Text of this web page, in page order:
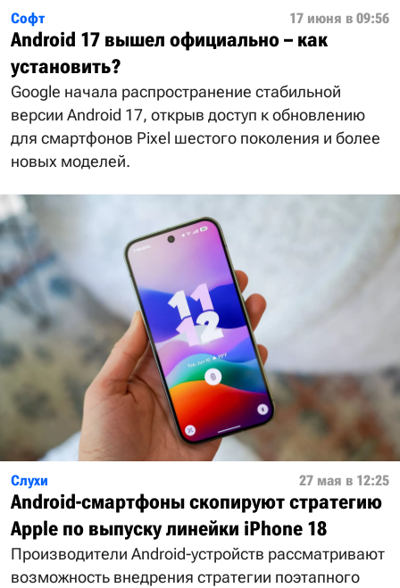
Софт 17 июня в 09:56
Android 17 вышел официально – как
установить?
Google начала распространение стабильной
версии Android 17, открыв доступ к обновлению
для смартфонов Pixel шестого поколения и более
новых моделей.
Слухи 27 мая в 12:25
Android-смартфоны скопируют стратегию
Apple по выпуску линейки iPhone 18
Производители Android-устройств рассматривают
возможность внедрения стратегии поэтапного